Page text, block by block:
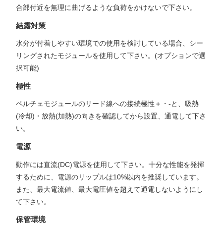
合部付近を無理に曲げるような負荷をかけないで下さい。
結露対策
水分が付着しやすい環境での使用を検討している場合、シー
リングされたモジュールを使用して下さい。(オプションで選
択可能)
極性
ペルチェモジュールのリード線への接続極性＋・-と、吸熱
(冷却)・放熱(加熱)の向きを確認してから設置、通電して下さ
い。
電源
動作には直流(DC)電源を使用して下さい。十分な性能を発揮
するために、電源のリップルは10%以内を推奨しています。
また、最大電流値、最大電圧値を超えて通電しないようにし
て下さい。
保管環境